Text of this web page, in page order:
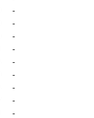
-
-
-
-
-
-
-
-
-